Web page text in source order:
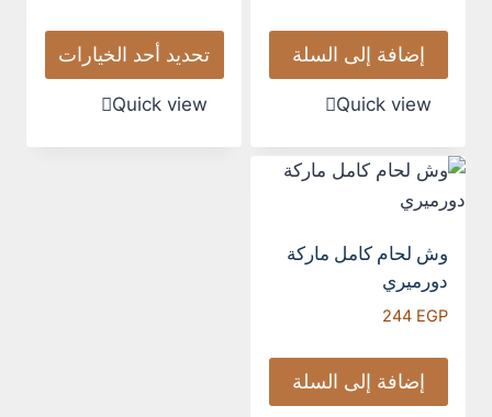
إضافة إلى السلة
Quick view
تحديد أحد الخيارات
Quick view
وش لحام كامل ماركة
دورميري
244 EGP
إضافة إلى السلة